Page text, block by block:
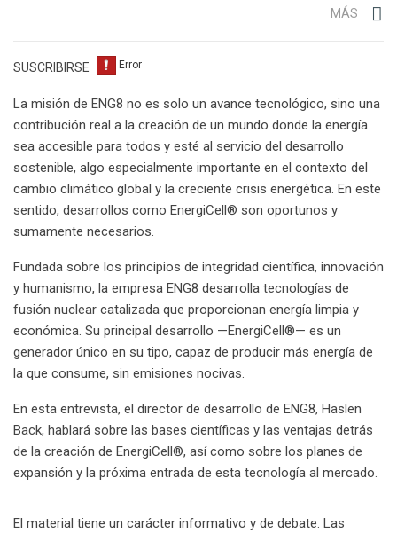
MÁS
SUSCRIBIRSE
La misión de ENG8 no es solo un avance tecnológico, sino una
contribución real a la creación de un mundo donde la energía
sea accesible para todos y esté al servicio del desarrollo
sostenible, algo especialmente importante en el contexto del
cambio climático global y la creciente crisis energética. En este
sentido, desarrollos como EnergiCell® son oportunos y
sumamente necesarios.
Fundada sobre los principios de integridad científica, innovación
y humanismo, la empresa ENG8 desarrolla tecnologías de
fusión nuclear catalizada que proporcionan energía limpia y
económica. Su principal desarrollo —EnergiCell®— es un
generador único en su tipo, capaz de producir más energía de
la que consume, sin emisiones nocivas.
En esta entrevista, el director de desarrollo de ENG8, Haslen
Back, hablará sobre las bases científicas y las ventajas detrás
de la creación de EnergiCell®, así como sobre los planes de
expansión y la próxima entrada de esta tecnología al mercado.
El material tiene un carácter informativo y de debate. Las